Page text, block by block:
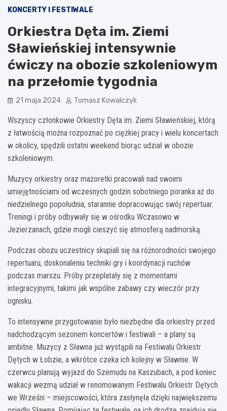
KONCERTY I FESTIWALE
Orkiestra Dęta im. Ziemi
Sławieńskiej intensywnie
ćwiczy na obozie szkoleniowym
na przełomie tygodnia
21 maja 2024 Tomasz Kowalczyk
Wszyscy członkowie Orkiestry Dęta im. Ziemi Sławieńskiej, którą
z łatwością można rozpoznać po ciężkiej pracy i wielu koncertach
w okolicy, spędzili ostatni weekend biorąc udział w obozie
szkoleniowym.
Muzycy orkiestry oraz mażoretki pracowali nad swoimi
umiejętnościami od wczesnych godzin sobotniego poranka aż do
niedzielnego popołudnia, starannie dopracowując swój repertuar.
Treningi i próby odbywały się w ośrodku Wczasowo w
Jezierzanach, gdzie mogli cieszyć się atmosferą nadmorską.
Podczas obozu uczestnicy skupiali się na różnorodności swojego
repertuaru, doskonaleniu techniki gry i koordynacji ruchów
podczas marszu. Próby przeplatały się z momentami
integracyjnymi, takimi jak wspólne zabawy czy wieczór przy
ognisku.
To intensywne przygotowanie było niezbędne dla orkiestry przed
nadchodzącym sezonem koncertów i festiwali – a plany są
ambitne. Muzycy z Sławna już wystąpili na Festiwalu Orkiestr
Dętych w Łobzie, a wkrótce czeka ich kolejny w Sławnie. W
czerwcu planują wyjazd do Szemudu na Kaszubach, a pod koniec
wakacji wezmą udział w renomowanym Festiwalu Orkiestr Dętych
we Wrześni – miejscowości, która zasłynęła dzięki największemu